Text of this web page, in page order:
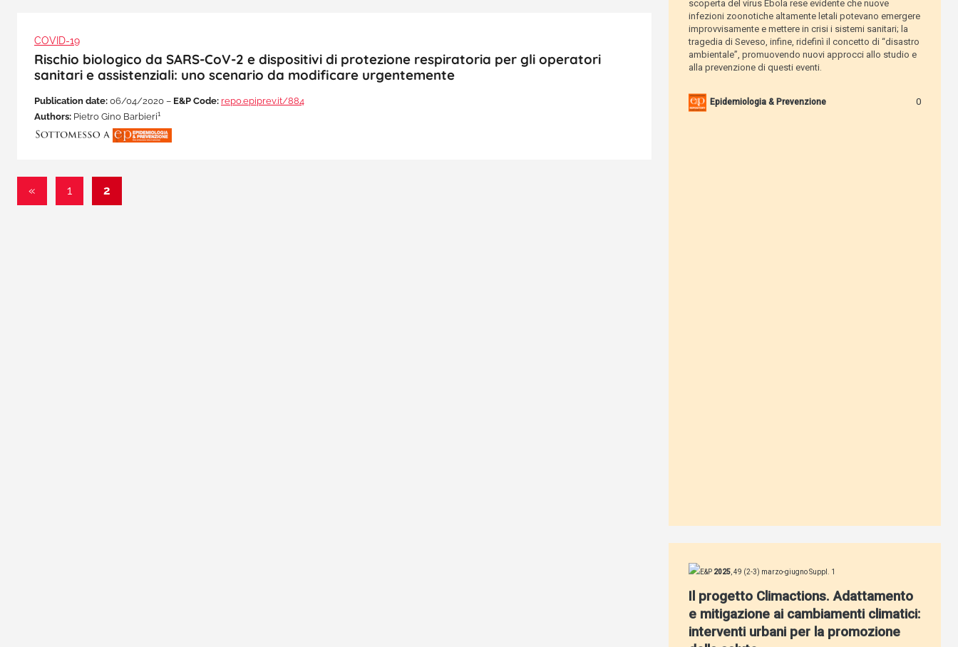
COVID-19
Rischio biologico da SARS-CoV-2 e dispositivi di protezione respiratoria per gli operatori
sanitari e assistenziali: uno scenario da modificare urgentemente
Publication date: 06/04/2020 – E&P Code: repo.epiprev.it/884
Authors: Pietro Gino Barbieri1
Paginazione
« Articolo
1 2